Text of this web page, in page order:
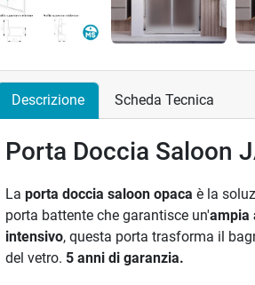
Descrizione Scheda Tecnica
Porta Doccia Saloon
La porta doccia saloon opaca è la
porta battente che garantisce un'ampia
intensivo, questa porta trasforma il
del vetro. 5 anni di garanzia.